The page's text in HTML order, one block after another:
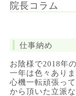
院長コラム
仕事納め
お陰様で2018年
一年は色々あり
心機一転頑張っ
から頂いた立派